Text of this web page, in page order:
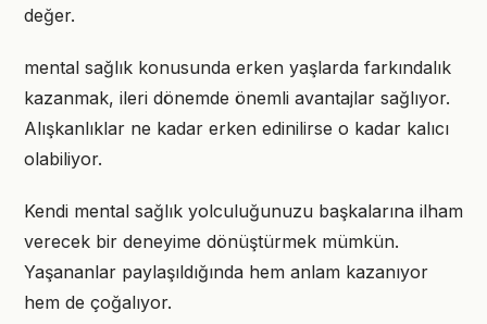
değer.
mental sağlık konusunda erken yaşlarda farkındalık
kazanmak, ileri dönemde önemli avantajlar sağlıyor.
Alışkanlıklar ne kadar erken edinilirse o kadar kalıcı
olabiliyor.
Kendi mental sağlık yolculuğunuzu başkalarına ilham
verecek bir deneyime dönüştürmek mümkün.
Yaşananlar paylaşıldığında hem anlam kazanıyor
hem de çoğalıyor.